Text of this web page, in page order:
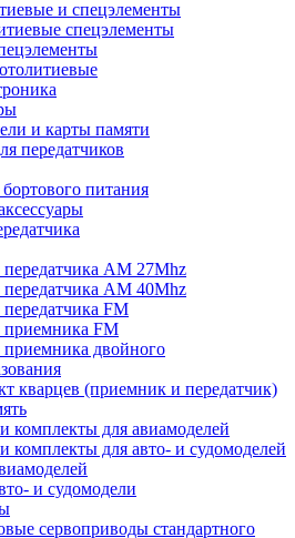
и спецэлементы
спецэлементы
и карты памяти
передатчиков
питания
AM 27Mhz
AM 40Mhz
FM
FM
двойного
кварцев (приемник и передатчик)
комплекты для авиамоделей
комплекты для авто- и судомоделей
и судомодели
сервоприводы стандартного